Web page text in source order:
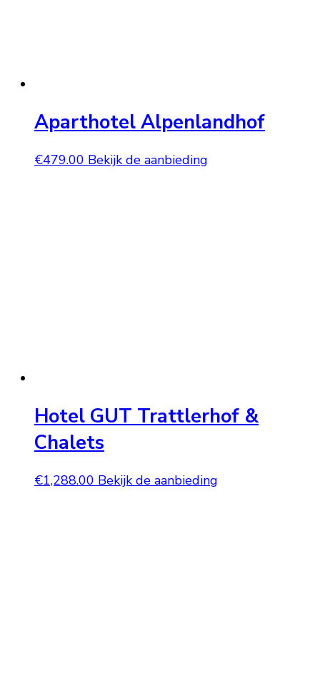
Aparthotel Alpenlandhof
€479.00 Bekijk de aanbieding
Hotel GUT Trattlerhof &
Chalets
€1,288.00 Bekijk de aanbieding